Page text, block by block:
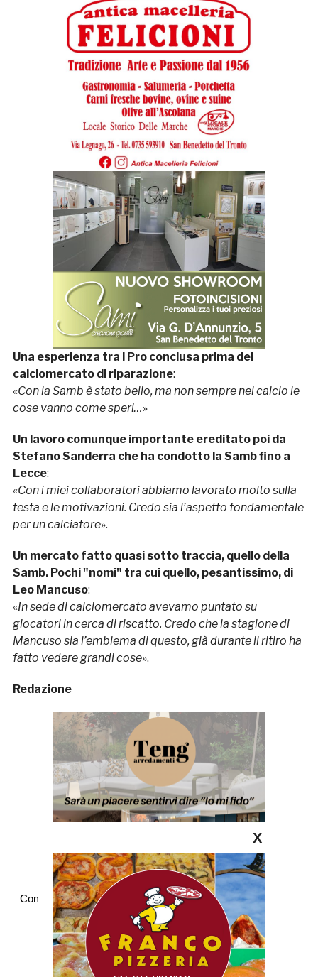
Una esperienza tra i Pro conclusa prima del
calciomercato di riparazione:
«Con la Samb è stato bello, ma non sempre nel calcio le
cose vanno come speri…»
Un lavoro comunque importante ereditato poi da
Stefano Sanderra che ha condotto la Samb fino a
Lecce:
«Con i miei collaboratori abbiamo lavorato molto sulla
testa e le motivazioni. Credo sia l’aspetto fondamentale
per un calciatore».
Un mercato fatto quasi sotto traccia, quello della
Samb. Pochi "nomi" tra cui quello, pesantissimo, di
Leo Mancuso:
«In sede di calciomercato avevamo puntato su
giocatori in cerca di riscatto. Credo che la stagione di
Mancuso sia l’emblema di questo, già durante il ritiro ha
fatto vedere grandi cose».
Redazione
Commenti
X